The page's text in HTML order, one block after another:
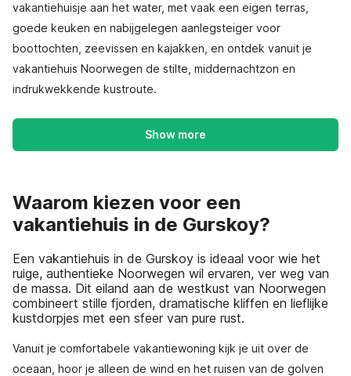
vakantiehuisje aan het water, met vaak een eigen terras,
goede keuken en nabijgelegen aanlegsteiger voor
boottochten, zeevissen en kajakken, en ontdek vanuit je
vakantiehuis Noorwegen de stilte, middernachtzon en
indrukwekkende kustroute.
Show more
Waarom kiezen voor een
vakantiehuis in de Gurskoy?
Een vakantiehuis in de Gurskoy is ideaal voor wie het
ruige, authentieke Noorwegen wil ervaren, ver weg van
de massa. Dit eiland aan de westkust van Noorwegen
combineert stille fjorden, dramatische kliffen en lieflijke
kustdorpjes met een sfeer van pure rust.
Vanuit je comfortabele vakantiewoning kijk je uit over de
oceaan, hoor je alleen de wind en het ruisen van de golven